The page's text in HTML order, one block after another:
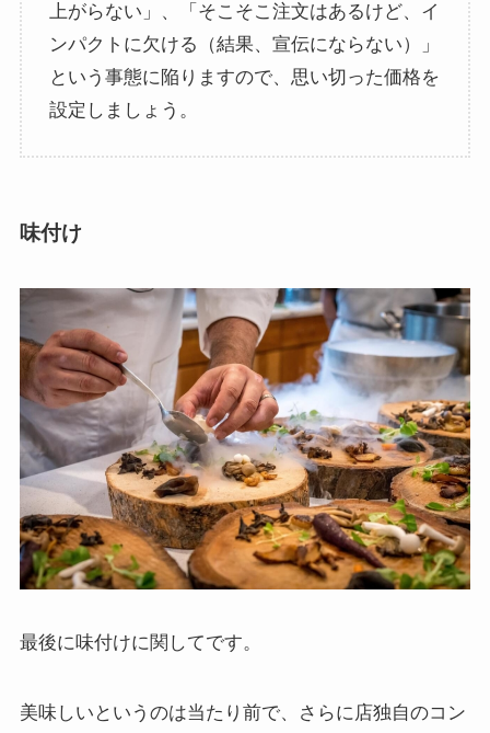
上がらない」、「そこそこ注文はあるけど、イ
ンパクトに欠ける（結果、宣伝にならない）」
という事態に陥りますので、思い切った価格を
設定しましょう。
味付け
最後に味付けに関してです。
美味しいというのは当たり前で、さらに店独自のコン